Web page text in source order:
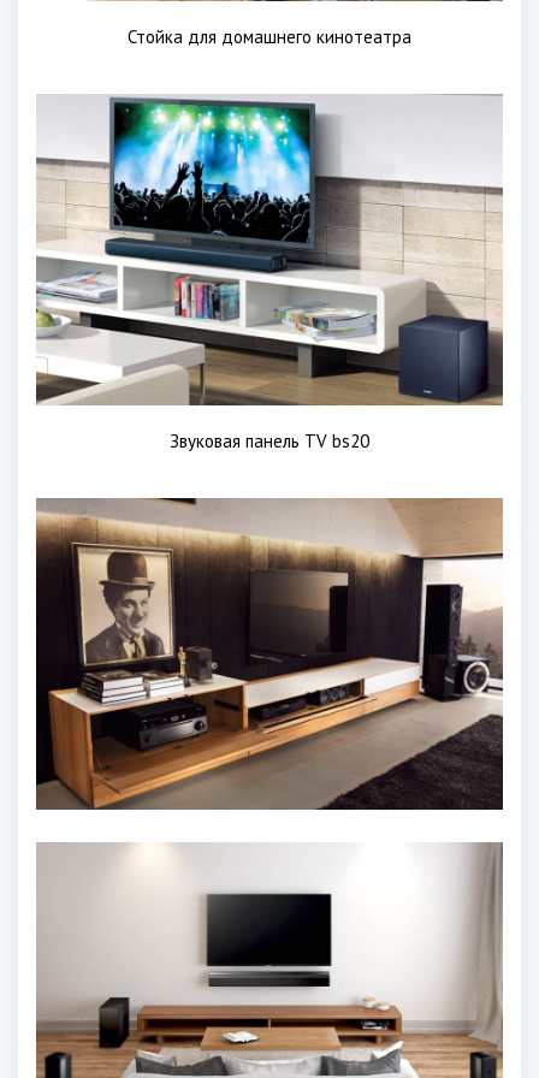
Стойка для домашнего кинотеатра
Звуковая панель TV bs20